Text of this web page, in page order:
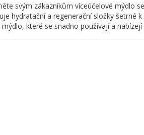
svým zákazníkům víceúčelové mýdlo
hydratační a regenerační složky šetrné
které se snadno používají a